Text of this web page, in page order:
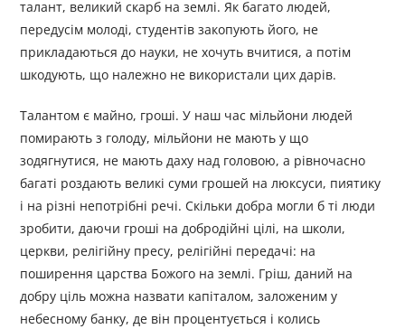
талант, великий скарб на землі. Як багато людей,
передусім молоді, студентів закопують його, не
прикладаються до науки, не хочуть вчитися, а потім
шкодують, що належно не використали цих дарів.
Талантом є майно, гроші. У наш час мільйони людей
помирають з голоду, мільйони не мають у що
зодягнутися, не мають даху над головою, а рівночасно
багаті роздають великі суми грошей на люксуси, пиятику
і на різні непотрібні речі. Скільки добра могли б ті люди
зробити, даючи гроші на добродійні цілі, на школи,
церкви, релігійну пресу, релігійні передачі: на
поширення царства Божого на землі. Гріш, даний на
добру ціль можна назвати капіталом, заложеним у
небесному банку, де він процентується і колись